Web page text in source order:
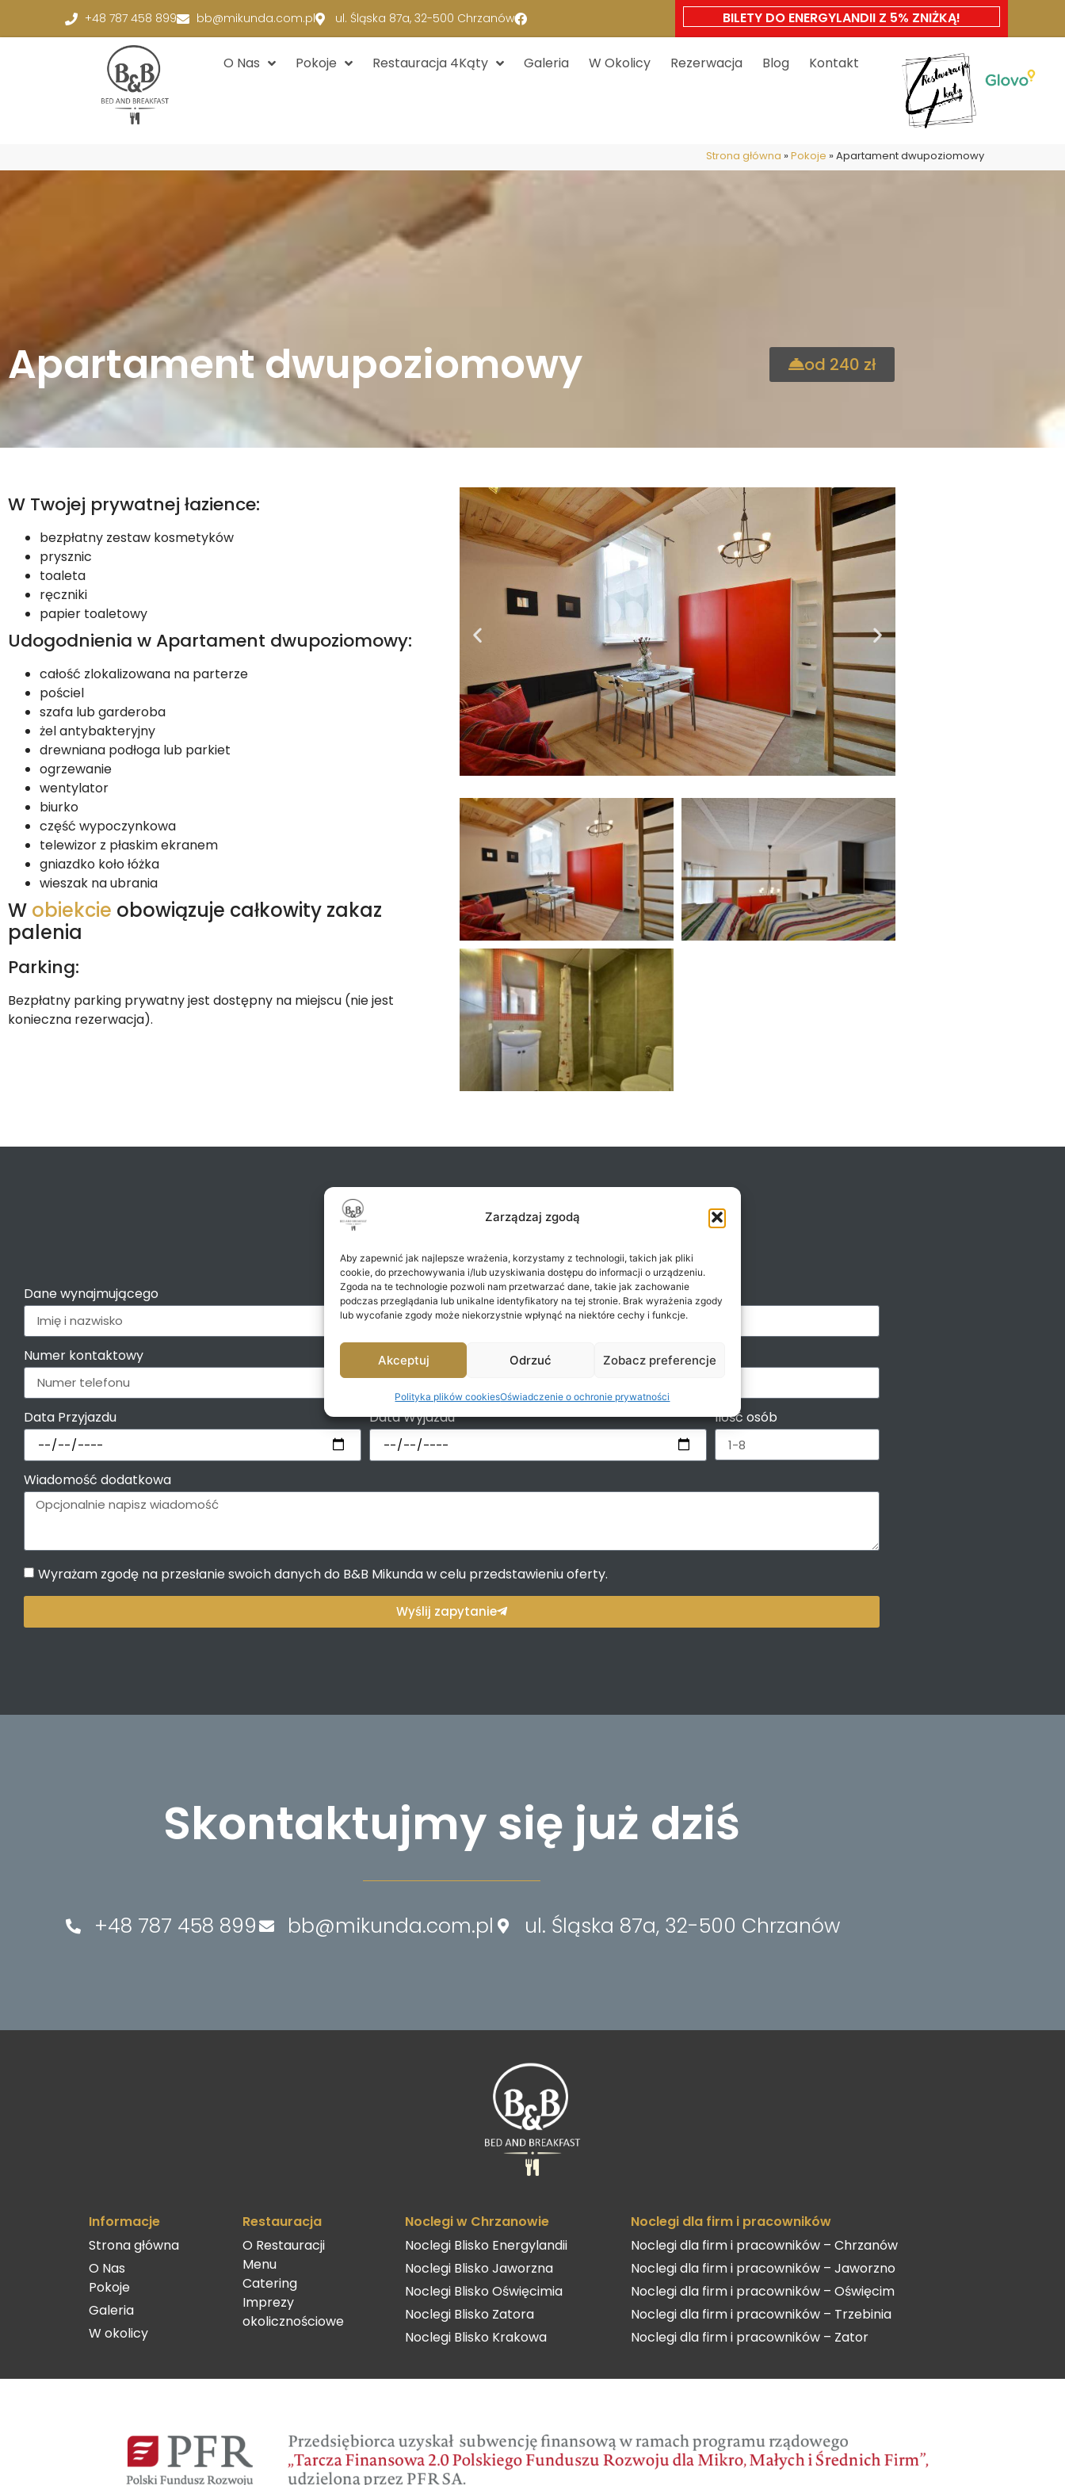
Zarządzaj zgodą
Aby zapewnić jak najlepsze wrażenia, korzystamy z technologii, takich jak pliki
cookie, do przechowywania i/lub uzyskiwania dostępu do informacji o urządzeniu.
Zgoda na te technologie pozwoli nam przetwarzać dane, takie jak zachowanie
podczas przeglądania lub unikalne identyfikatory na tej stronie. Brak wyrażenia zgody
lub wycofanie zgody może niekorzystnie wpłynąć na niektóre cechy i funkcje.
Akceptuj Odrzuć Zobacz preferencje
Polityka plików cookiesOświadczenie o ochronie prywatności
+48 787 458 899 bb@mikunda.com.pl ul. Śląska 87a, 32-500 Chrzanów BILETY DO ENERGYLANDII Z 5% ZNIŻKĄ!
O Nas Pokoje Restauracja 4Kąty Galeria W Okolicy Rezerwacja Blog Kontakt
Strona główna »Pokoje »Apartament dwupoziomowy
Apartament dwupoziomowy od 240 zł
W Twojej prywatnej łazience:
bezpłatny zestaw kosmetyków
prysznic
toaleta
ręczniki
papier toaletowy
Udogodnienia w Apartament dwupoziomowy: ​
całość zlokalizowana na parterze
pościel
szafa lub garderoba
żel antybakteryjny
drewniana podłoga lub parkiet
ogrzewanie
wentylator
biurko
część wypoczynkowa
telewizor z płaskim ekranem
gniazdko koło łóżka
wieszak na ubrania
W obiekcie obowiązuje całkowity zakaz
palenia
Parking: ​
Bezpłatny parking prywatny jest dostępny na miejscu (nie jest
konieczna rezerwacja).
Zapytaj o termin
Dane wynajmującego
Numer kontaktowy Adres E-mail
Data Przyjazdu Data Wyjazdu Ilość osób
Wiadomość dodatkowa
Wyrażam zgodę na przesłanie swoich danych do B&B Mikunda w celu przedstawieniu oferty.
Wyślij zapytanie
Skontaktujmy się już dziś
+48 787 458 899 bb@mikunda.com.pl ul. Śląska 87a, 32-500 Chrzanów
Informacje
Strona główna
O Nas
Pokoje
Galeria
W okolicy
Restauracja
O Restauracji
Menu
Catering
Imprezy
okolicznościowe
Noclegi w Chrzanowie
Noclegi Blisko Energylandii
Noclegi Blisko Jaworzna
Noclegi Blisko Oświęcimia
Noclegi Blisko Zatora
Noclegi Blisko Krakowa
Noclegi dla firm i pracowników
Noclegi dla firm i pracowników – Chrzanów
Noclegi dla firm i pracowników – Jaworzno
Noclegi dla firm i pracowników – Oświęcim
Noclegi dla firm i pracowników – Trzebinia
Noclegi dla firm i pracowników – Zator